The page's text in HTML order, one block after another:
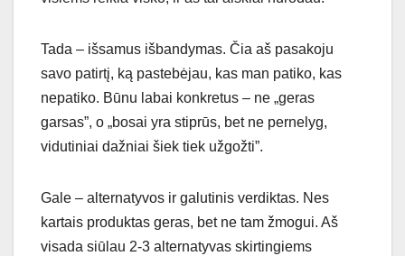
Tada – išsamus išbandymas. Čia aš pasakoju
savo patirtį, ką pastebėjau, kas man patiko, kas
nepatiko. Būnu labai konkretus – ne „geras
garsas”, o „bosai yra stiprūs, bet ne pernelyg,
vidutiniai dažniai šiek tiek užgožti”.
Gale – alternatyvos ir galutinis verdiktas. Nes
kartais produktas geras, bet ne tam žmogui. Aš
visada siūlau 2-3 alternatyvas skirtingiems